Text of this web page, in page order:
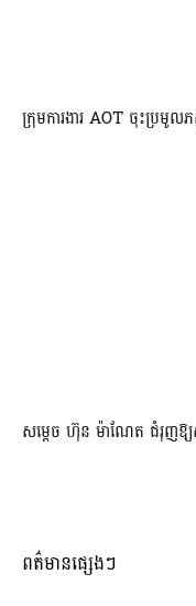
ក្រុមការងារ AOT ចុះប្រមូ
សម្តេច ហ៊ុន ម៉ាណែត ជំរុញឱ្
ពត៌មានផ្សេងៗ